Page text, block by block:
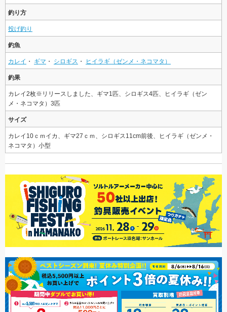
釣り方
投げ釣り
釣魚
カレイ ・ ギマ ・ シロギス ・ ヒイラギ（ゼンメ・ネコマタ）
釣果
カレイ2枚※リリースしました、ギマ1匹、シロギス4匹、ヒイラギ（ゼン
メ・ネコマタ）3匹
サイズ
カレイ10ｃｍイカ、ギマ27ｃｍ、シロギス11cm前後、ヒイラギ（ゼンメ・
ネコマタ）小型